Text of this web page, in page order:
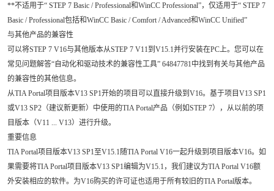
**不适用于“ STEP 7 Basic / Professional和WinCC Professional”，仅适用于“ STEP 7
Basic / Professional包括和WinCC Basic / Comfort / Advanced和WinCC Unified”
与其他产品的兼容性
可以将STEP 7 V16与其他版本从STEP 7 V11到V15.1并行安装在PC上。您可以在
常见问题解答“自动化和驱动技术的兼容性工具” 64847781中找到有关与其他产品
的兼容性的其他信息。
从TIA Portal项目版本V13 SP1开始的项目可以直接升级到V16。基于项目V13 SP1
或V13 SP2（建议新更新）中使用的TIA Portal产品（例如STEP 7），从以前的项
目版本（V11 ... V13）进行升级。
重要信息
TIA Portal项目版本V13 SP1至V15.1随TIA Portal V16一起升级到项目版本V16。如
果需要将TIA Portal项目版本V13 SP1编辑为V15.1，我们建议为TIA Portal V16额
外安装相应的软件。为V16购买的许可证也适用于所有较旧的TIA Portal版本。